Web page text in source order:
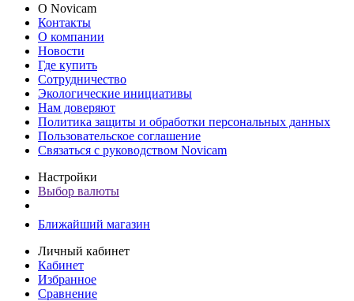
О Novicam
Контакты
О компании
Новости
Где купить
Сотрудничество
Экологические инициативы
Нам доверяют
Политика защиты и обработки персональных данных
Пользовательское соглашение
Связаться с руководством Novicam
Настройки
Выбор валюты
Ближайший магазин
Личный кабинет
Кабинет
Избранное
Сравнение